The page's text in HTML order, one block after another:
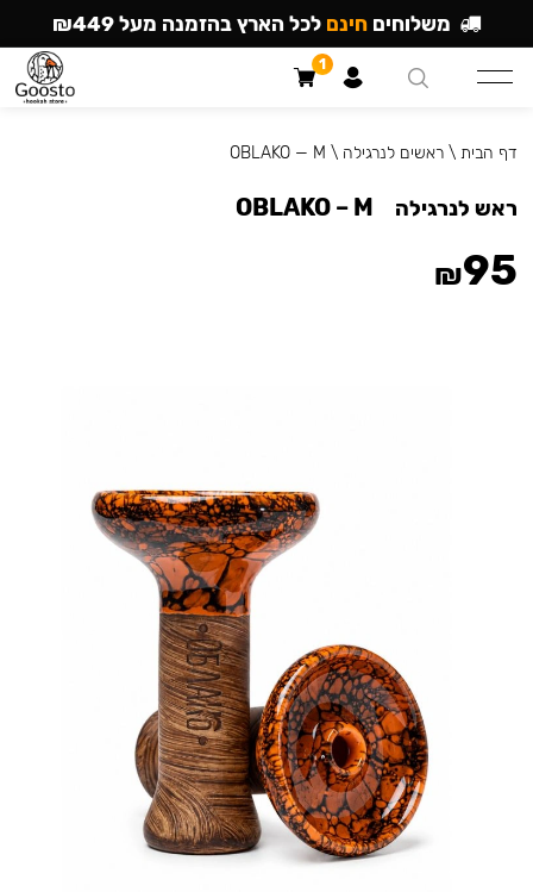
דף הבית \ראשים לנרגילה \
OBLAKO — M
ראש לנרגילה OBLAKO – M
₪95
משלוחים חינם לכל הארץ בהזמנה מעל ₪449
1